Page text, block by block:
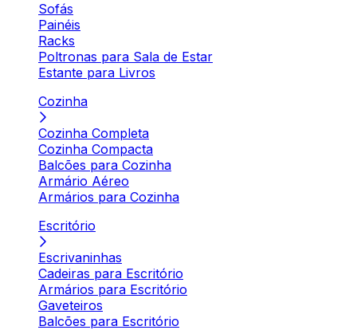
Sofás
Painéis
Racks
Poltronas para Sala de Estar
Estante para Livros
Cozinha
Cozinha Completa
Cozinha Compacta
Balcões para Cozinha
Armário Aéreo
Armários para Cozinha
Escritório
Escrivaninhas
Cadeiras para Escritório
Armários para Escritório
Gaveteiros
Balcões para Escritório